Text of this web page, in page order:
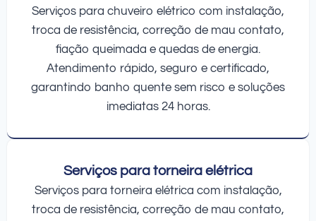
Serviços para chuveiro elétrico com instalação,
troca de resistência, correção de mau contato,
fiação queimada e quedas de energia.
Atendimento rápido, seguro e certificado,
garantindo banho quente sem risco e soluções
imediatas 24 horas.
Serviços para torneira elétrica
Serviços para torneira elétrica com instalação,
troca de resistência, correção de mau contato,